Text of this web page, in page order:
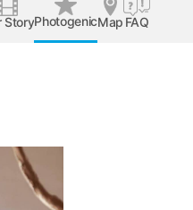
StoryPhotogenicMap FAQ